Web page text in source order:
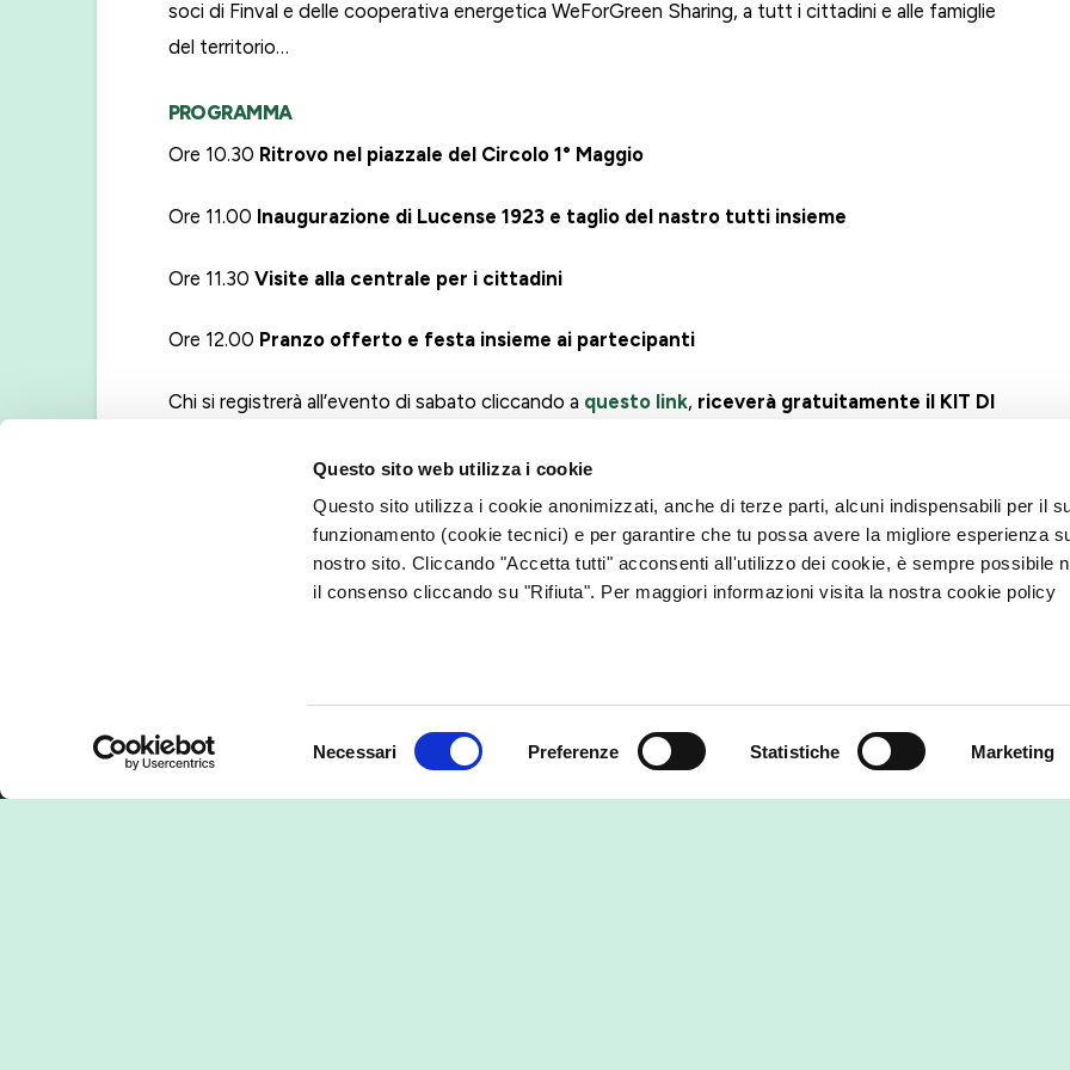
Questo sito web utilizza i cookie
Questo sito utilizza i cookie anonimizzati, anche di terze parti, alcuni indispensabili per il
funzionamento (cookie tecnici) e per garantire che tu possa avere la migliore esperienza
nostro sito. Cliccando "Accetta tutti" acconsenti all'utilizzo dei cookie, è sempre possibile
il consenso cliccando su "Rifiuta". Per maggiori informazioni visita la nostra cookie policy
del
Necessari Preferenze Statistiche Marketing
soci di Finval e delle cooperativa energetica WeForGreen Sharing, a tutt i cittadini e alle famiglie
del territorio…
PROGRAMMA
Ore 10.30 Ritrovo nel piazzale del Circolo 1° Maggio
Ore 11.00 Inaugurazione di Lucense 1923 e taglio del nastro tutti insieme
Ore 11.30 Visite alla centrale per i cittadini
Ore 12.00 Pranzo offerto e festa insieme ai partecipanti
Chi si registrerà all’evento di sabato cliccando a questo link, riceverà gratuitamente il KIT DI
bolletta elettrica.
certificata e tracciabile produciamo
Ogni giorno produciamo energia rinnovabile
con i nostri impianti e con quelli dei